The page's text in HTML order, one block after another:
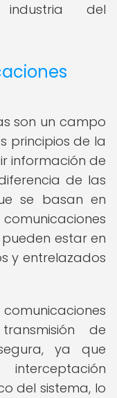
del
son un campo
principios de la
información de
de las
se basan en
estar en
y entrelazados
de
ya que
del sistema, lo